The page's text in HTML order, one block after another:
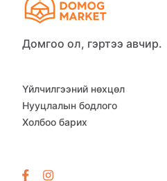
Домгоо ол, гэртээ авчир.
Үйлчилгээний нөхцөл
Нууцлалын бодлого
Холбоо барих